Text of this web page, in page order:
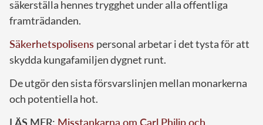
säkerställa hennes trygghet under alla offentliga
framträdanden.
Säkerhetspolisens personal arbetar i det tysta för att
skydda kungafamiljen dygnet runt.
De utgör den sista försvarslinjen mellan monarkerna
och potentiella hot.
LÄS MER: Misstankarna om Carl Philip och